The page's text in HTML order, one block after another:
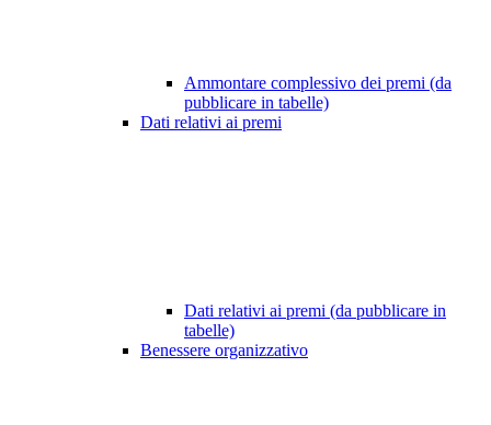
Ammontare complessivo dei premi (da
pubblicare in tabelle)
Dati relativi ai premi
Dati relativi ai premi (da pubblicare in
tabelle)
Benessere organizzativo